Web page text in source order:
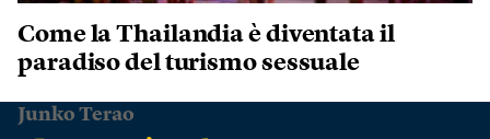
Come la Thailandia è diventata il
paradiso del turismo sessuale
Junko Terao